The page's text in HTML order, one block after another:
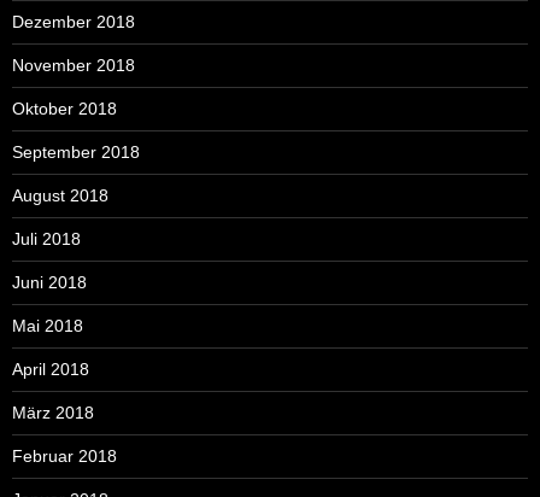
Dezember 2018
November 2018
Oktober 2018
September 2018
August 2018
Juli 2018
Juni 2018
Mai 2018
April 2018
März 2018
Februar 2018